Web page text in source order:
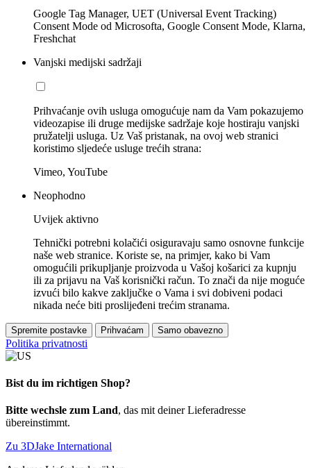
Google Tag Manager, UET (Universal Event Tracking)
Consent Mode od Microsofta, Google Consent Mode, Klarna,
Freshchat
Vanjski medijski sadržaji
Prihvaćanje ovih usluga omogućuje nam da Vam pokazujemo
videozapise ili druge medijske sadržaje koje hostiraju vanjski
pružatelji usluga. Uz Vaš pristanak, na ovoj web stranici
koristimo sljedeće usluge trećih strana:
Vimeo, YouTube
Neophodno
Uvijek aktivno
Tehnički potrebni kolačići osiguravaju samo osnovne funkcije
naše web stranice. Koriste se, na primjer, kako bi Vam
omogućili prikupljanje proizvoda u Vašoj košarici za kupnju
ili za prijavu na Vaš korisnički račun. To znači da nije moguće
izvući bilo kakve zaključke o Vama i svi dobiveni podaci
nikada neće biti proslijeđeni trećim stranama.
Spremite postavke Prihvaćam Samo obavezno
Politika privatnosti
Bist du im richtigen Shop?
Bitte wechsle zum Land, das mit deiner Lieferadresse
übereinstimmt.
Zu 3DJake International